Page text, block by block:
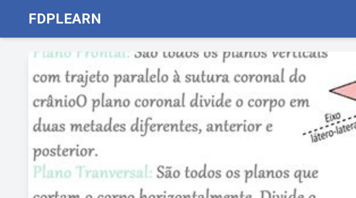
FDPLEARN